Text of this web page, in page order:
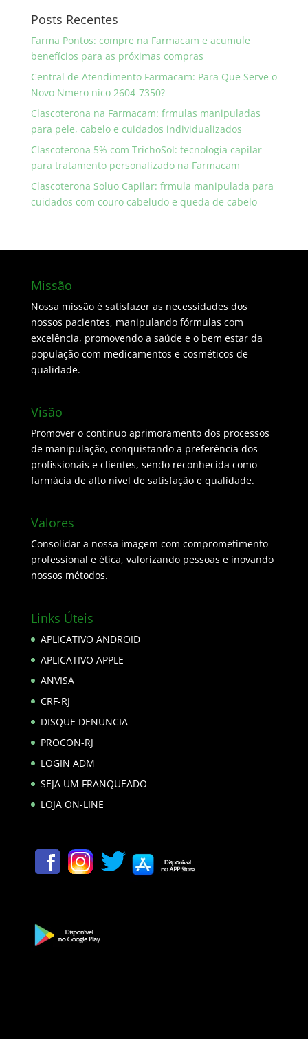
Posts Recentes
Farma Pontos: compre na Farmacam e acumule
benefícios para as próximas compras
Central de Atendimento Farmacam: Para Que Serve o
Novo Nmero nico 2604-7350?
Clascoterona na Farmacam: frmulas manipuladas
para pele, cabelo e cuidados individualizados
Clascoterona 5% com TrichoSol: tecnologia capilar
para tratamento personalizado na Farmacam
Clascoterona Soluo Capilar: frmula manipulada para
cuidados com couro cabeludo e queda de cabelo
Missão
Nossa missão é satisfazer as necessidades dos
nossos pacientes, manipulando fórmulas com
excelência, promovendo a saúde e o bem estar da
população com medicamentos e cosméticos de
qualidade.
Visão
Promover o continuo aprimoramento dos processos
de manipulação, conquistando a preferência dos
profissionais e clientes, sendo reconhecida como
farmácia de alto nível de satisfação e qualidade.
Valores
Consolidar a nossa imagem com comprometimento
professional e ética, valorizando pessoas e inovando
nossos métodos.
Links Úteis
APLICATIVO ANDROID
APLICATIVO APPLE
ANVISA
CRF-RJ
DISQUE DENUNCIA
PROCON-RJ
LOGIN ADM
SEJA UM FRANQUEADO
LOJA ON-LINE